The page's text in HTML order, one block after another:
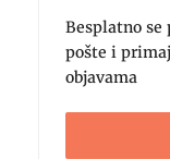
Besplatno
pošte i
objavama